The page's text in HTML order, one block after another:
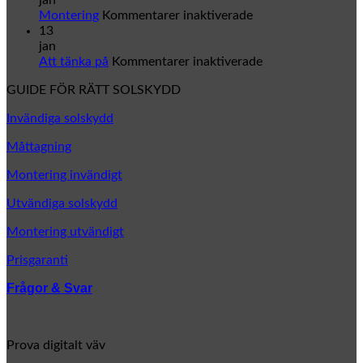
markis
ny
Montering Kommentarer inaktiveradeför
13
jan
Att tänka på Kommentarer inaktiveradeför
GUIDE FÖR RÄTT SOLSKYDD
Invändiga solskydd
Måttagning
Montering invändigt
Utvändiga solskydd
Montering utvändigt
Prisgaranti
Frågor & Svar
Prova digitalt väv